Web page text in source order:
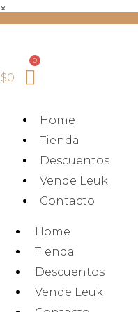
×
$0
Home
Tienda
Descuentos
Vende Leuk
Contacto
Home
Tienda
Descuentos
Vende Leuk